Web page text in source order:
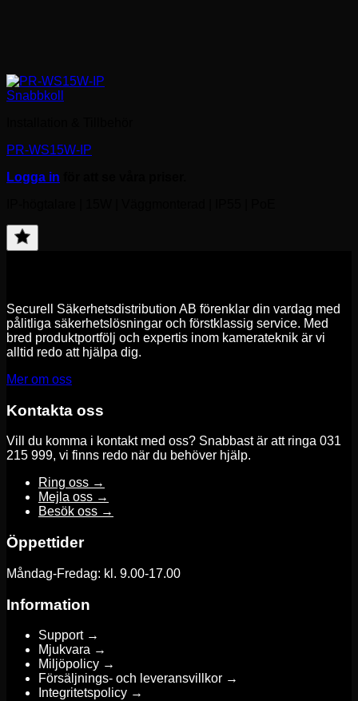
Snabbkoll
PR-WS15W-IP
Logga in
Lägg
Securell Säkerhetsdistribution AB förenklar din vardag med
pålitliga säkerhetslösningar och förstklassig service. Med
bred produktportfölj och expertis inom kamerateknik är vi
alltid redo att hjälpa dig.
Mer om oss
Kontakta oss
Vill du komma i kontakt med oss? Snabbast är att ringa 031
215 999, vi finns redo när du behöver hjälp.
Ring oss →
Mejla oss →
Besök oss →
Öppettider
Måndag-Fredag: kl. 9.00-17.00
Information
Support →
Mjukvara →
Miljöpolicy →
Försäljnings- och leveransvillkor →
Integritetspolicy →